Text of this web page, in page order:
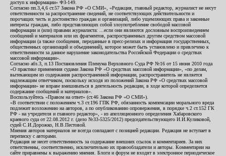
доступ к информации» ФЗ-149.
Согласно пп.3,4,6 ст.57 Закона РФ «О СМИ», «Редакция, главный редактор, журналист не несут
ответственности за распространение сведений, не соответствующих действительности и
порочащих честь и достоинство граждан и организаций, либо ущемляющих права и законные
интересы граждан, либо представляющих собой злоупотребление свободой массовой
информации и (или) правами журналиста: ...если они являются дословным воспроизведением
сообщений и материалов или их фрагментов, распространенных другим средством массовой
информации (а также сообщения, переданные в пресс-релизах и информация государственных,
общественных организаций и объединений), которое может быть установлено и привлечено к
ответственности за данное нарушение законодательства Российской Федерации о средствах
массовой информации».
Согласно абз.3, п.13 Постановления Пленума Верховного Суда РФ №16 от 15 июня 2010 года
«О практике применения судами Закона РФ «О средствах массовой информации», «по делам,
вытекающим из содержания распространенной информации, распространитель не является
надлежащим ответчиком, поскольку исходя из положений Закона РФ «О средствах массовой
информации» не вправе вмешиваться в деятельность редакции, в ходе которой определяется
содержание сообщений и материалов».
Воспользуйтесь «Правом на ответ» (ст.46 Закона РФ «О СМИ»).
«В соответствии с положением ч.3 ст.196 ГПК РФ, обязанность компенсации морального вреда
подлежит возложению на авторов, а по опубликованию опровержения, в порядке ч.2 ст.152 ГК
РФ - на учредителя и главного редактор», - из апелляционного определения Хабаровского
краевого суда от 22.08.2012 г. (дело №33-5325/2012) председательствующего И.И.Куликовой,
судей С.И.Дорожко, Н.В.Пестовой.
Мнения авторов материалов не всегда совпадают с позицией редакции. Редакция не вступает в
переписку с авторами.
Редакция не несет ответственность за содержание внешних ссылок и комментариев. За них
ответственны, соответственно, исключительно их правообладатели и авторы. Комментарии на
сайте приравнены к выражению мнения. Блоги и форум не входят в электронное периодическое